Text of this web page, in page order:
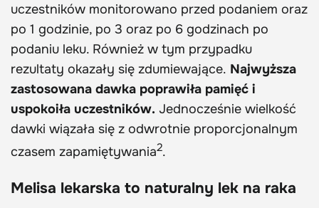
uczestników monitorowano przed podaniem oraz
po 1 godzinie, po 3 oraz po 6 godzinach po
podaniu leku. Również w tym przypadku
rezultaty okazały się zdumiewające. Najwyższa
zastosowana dawka poprawiła pamięć i
uspokoiła uczestników. Jednocześnie wielkość
dawki wiązała się z odwrotnie proporcjonalnym
czasem zapamiętywania2.
Melisa lekarska to naturalny lek na raka